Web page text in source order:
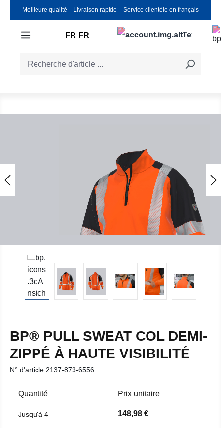
Passer au contenu principal
Meilleure qualité ‒ Livraison rapide ‒ Service clientèle en français
FR-FR
BP® PULL SWEAT COL DEMI-
ZIPPÉ À HAUTE VISIBILITÉ
N° d'article 2137-873-6556
Quantité Prix unitaire
Jusqu'à 4 148,98 €